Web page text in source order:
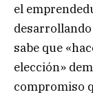
el
sabe que
elección»
compromiso